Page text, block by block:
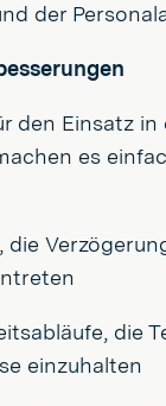
der
den Einsatz in
es
die
die
einzuhalten